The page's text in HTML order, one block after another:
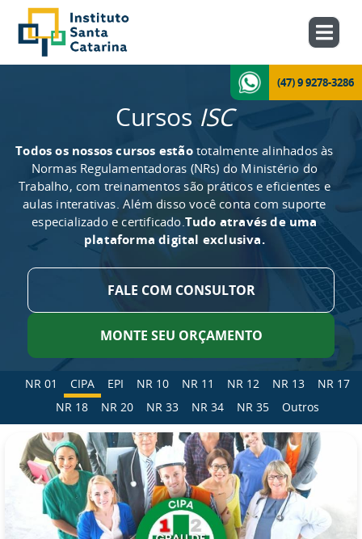
(47) 9 9278-3286
Cursos ISC
Todos os nossos cursos estãototalmente alinhados às
Normas Regulamentadoras (NRs) do Ministério do
Trabalho, com treinamentos são práticos e eficientes e
aulas interativas. Além disso você conta com suporte
especializado e certificado.Tudo através de uma
plataforma digital exclusiva.
FALE COM CONSULTOR
MONTE SEU ORÇAMENTO
NR 01 CIPA EPI NR 10 NR 11 NR 12 NR 13
NR 17
NR 18
NR 20 NR 33 NR 34 NR 35 Outros